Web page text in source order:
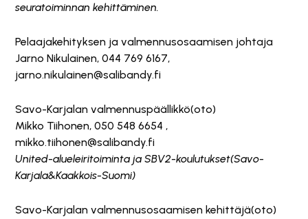
seuratoiminnan kehittäminen.
Pelaajakehityksen ja valmennusosaamisen johtaja
Jarno Nikulainen, 044 769 6167,
jarno.nikulainen@salibandy.fi
Savo-Karjalan valmennuspäällikkö(oto)
Mikko Tiihonen, 050 548 6654 ,
mikko.tiihonen@salibandy.fi
United-alueleiritoiminta ja SBV2-koulutukset(Savo-
Karjala&Kaakkois-Suomi)
Savo-Karjalan valmennusosaamisen kehittäjä(oto)